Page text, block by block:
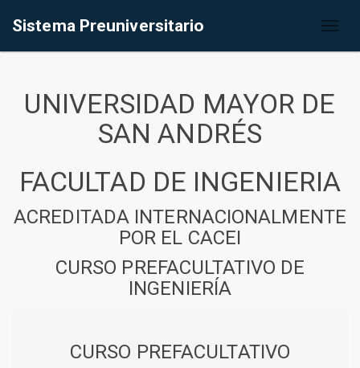
Sistema Preuniversitario
UNIVERSIDAD MAYOR DE
SAN ANDRÉS
FACULTAD DE INGENIERIA
ACREDITADA INTERNACIONALMENTE
POR EL CACEI
CURSO PREFACULTATIVO DE
INGENIERÍA
CURSO PREFACULTATIVO